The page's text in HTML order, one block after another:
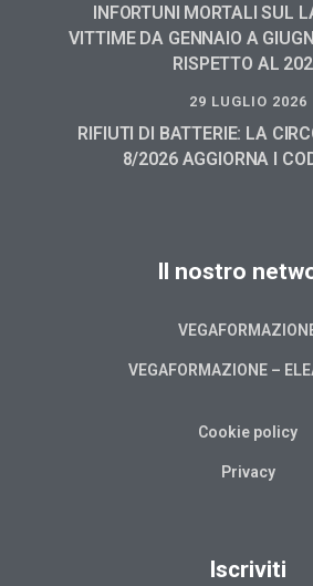
INFORTUNI MORTALI SUL
VITTIME DA GENNAIO A
RISPETTO AL
29 LUGLIO 2026
RIFIUTI DI BATTERIE: LA
8/2026 AGGIORNA I
Il nostro
VEGAFORMAZIONE –
Cookie policy
Privacy
Iscriviti